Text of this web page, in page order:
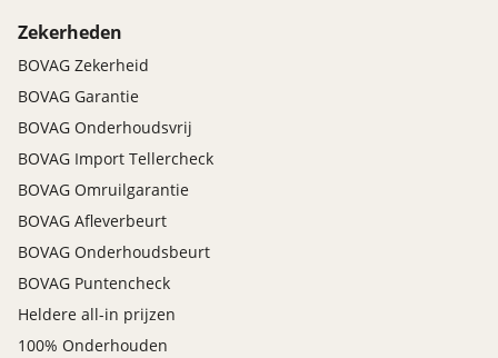
Zekerheden
BOVAG Zekerheid
BOVAG Garantie
BOVAG Onderhoudsvrij
BOVAG Import Tellercheck
BOVAG Omruilgarantie
BOVAG Afleverbeurt
BOVAG Onderhoudsbeurt
BOVAG Puntencheck
Heldere all-in prijzen
100% Onderhouden